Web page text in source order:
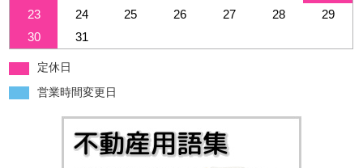
23
24 25 26 27 28
29
30
31
定休日
営業時間変更日